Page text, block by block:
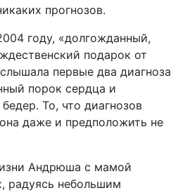
прогнозов.
году, «долгожданный,
подарок от
первые два диагноза
порок сердца и
То, что диагнозов
даже и предположить не
Андрюша с мамой
радуясь небольшим